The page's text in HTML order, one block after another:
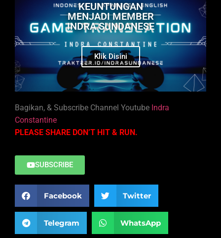
KEUNTUNGAN
MENJADI MEMBER
INDRA SUNDANESE
Klik Disini
Bagikan, & Subscribe Channel Youtube Indra
Constantine
PLEASE SHARE DON’T HIT & RUN.
SUBSCRIBE
Facebook Twitter
Telegram WhatsApp